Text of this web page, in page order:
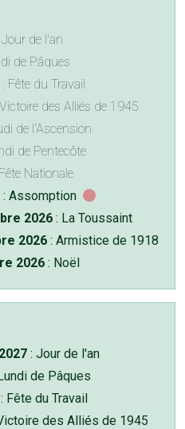
Jour de l'an
de Pâques
: Fête du Travail
des Alliés de 1945
de l'Ascension
de Pentecôte
Nationale
: Assomption
2026 : La Toussaint
2026 : Armistice de 1918
2026 : Noël
: Jour de l'an
de Pâques
: Fête du Travail
des Alliés de 1945